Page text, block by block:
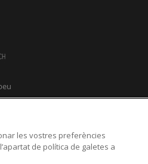
les vostres preferències
de política de galetes a